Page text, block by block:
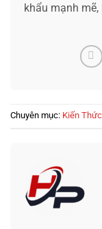
khẩu mạnh
Chuyên mục: Kiến